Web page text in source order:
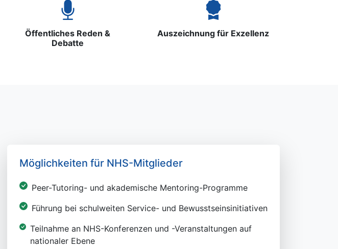
Öffentliches Reden &
Debatte
Auszeichnung für Exzellenz
Möglichkeiten für NHS-Mitglieder
Peer-Tutoring- und akademische Mentoring-Programme
Führung bei schulweiten Service- und Bewusstseinsinitiativen
Teilnahme an NHS-Konferenzen und -Veranstaltungen auf
nationaler Ebene